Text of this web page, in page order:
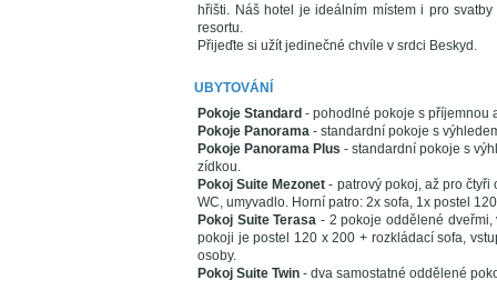
hřišti. Náš hotel je ideálním místem i pro
resortu.
Přijeďte si užít jedinečné chvíle v srdci Beskyd.
UBYTOVÁNÍ
Pokoje Standard - pohodlné pokoje s příjemnou
Pokoje Panorama - standardní pokoje s
Pokoje Panorama Plus - standardní pokoje s
zídkou.
Pokoj Suite Mezonet- patrový pokoj, až pro čtyři
WC, umyvadlo. Horní patro: 2x sofa, 1x postel
Pokoj Suite Terasa - 2 pokoje oddělené
pokoji je postel 120 x 200 + rozkládací sofa,
osoby.
Pokoj Suite Twin - dva samostatné oddělené